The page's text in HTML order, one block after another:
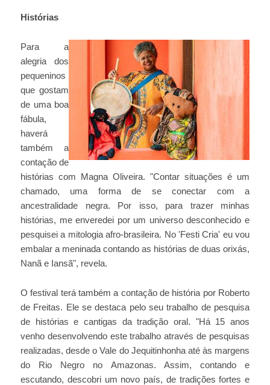
Histórias
Para a
alegria dos
pequeninos
que gostam
de uma boa
fábula,
haverá
também a
contação de
histórias com Magna Oliveira. "Contar situações é um
chamado, uma forma de se conectar com a
ancestralidade negra. Por isso, para trazer minhas
histórias, me enveredei por um universo desconhecido e
pesquisei a mitologia afro-brasileira. No 'Festi Cria' eu vou
embalar a meninada contando as histórias de duas orixás,
Nanã e Iansã", revela.
O festival terá também a contação de história por Roberto
de Freitas. Ele se destaca pelo seu trabalho de pesquisa
de histórias e cantigas da tradição oral. "Há 15 anos
venho desenvolvendo este trabalho através de pesquisas
realizadas, desde o Vale do Jequitinhonha até às margens
do Rio Negro no Amazonas. Assim, contando e
escutando, descobri um novo país, de tradições fortes e